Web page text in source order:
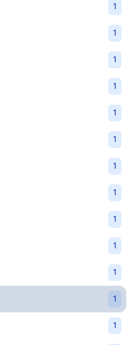
1
1
1
1
1
1
1
1
1
1
1
1
1